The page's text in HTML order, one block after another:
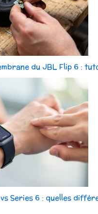
du JBL Flip 6 :
vs Series 6 : quelles